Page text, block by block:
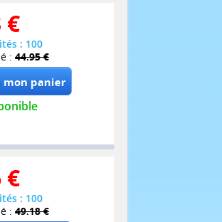
€
: 100
: 44.95 €
€
: 100
: 49.18 €